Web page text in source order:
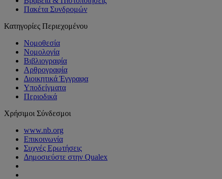
Πακέτα Συνδρομών
Κατηγορίες Περιεχομένου
Νομοθεσία
Νομολογία
Βιβλιογραφία
Αρθρογραφία
Διοικητικά Έγγραφα
Υποδείγματα
Περιοδικά
Χρήσιμοι Σύνδεσμοι
www.nb.org
Επικοινωνία
Συχνές Ερωτήσεις
Δημοσιεύστε στην Qualex